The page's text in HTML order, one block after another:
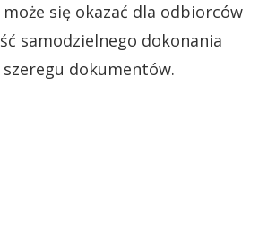
się okazać dla odbiorców
samodzielnego dokonania
dokumentów.